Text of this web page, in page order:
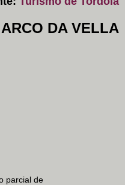
DA VELLA
parcial de